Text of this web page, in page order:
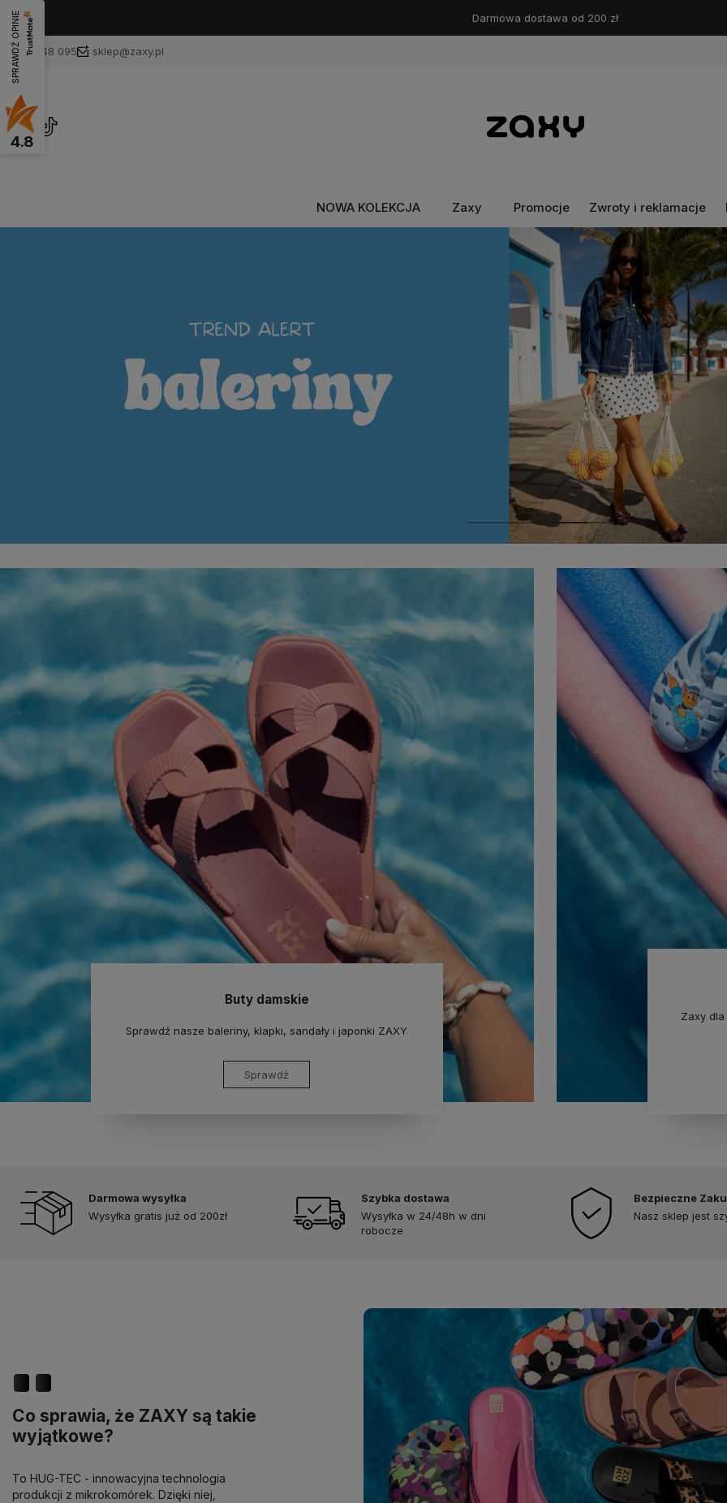
Darmowa dostawa od 200 zł
601 748 095 sklep@zaxy.pl
NOWA KOLEKCJA Zaxy Promocje Zwroty i reklamacje
Buty damskie
Sprawdź nasze baleriny, klapki, sandały i japonki ZAXY
Sprawdź
Zaxy
Darmowa wysyłka
Wysyłka gratis już od 200zł
Szybka dostawa
Wysyłka w 24/48h w dni
robocze
Bezpieczne
Nasz sklep jest
Co sprawia, że ZAXY są takie
wyjątkowe?
To HUG-TEC - innowacyjna technologia
produkcji z mikrokomórek. Dzięki niej,
SPRAWDŹ OPINIE
4.8